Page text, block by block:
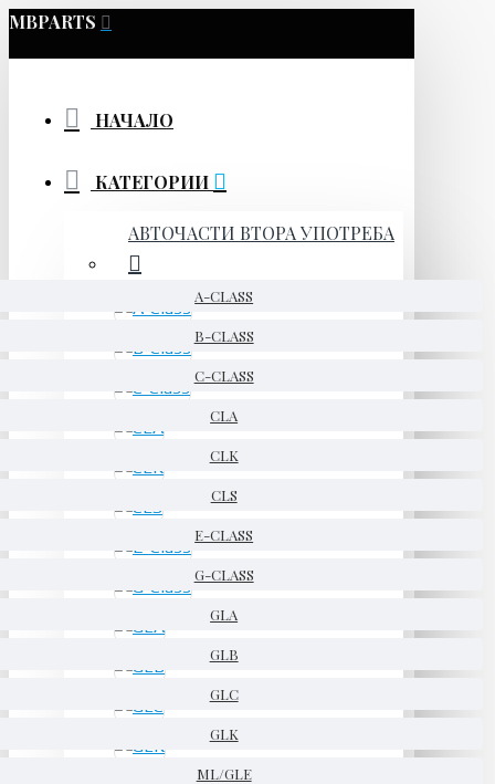
MBPARTS
НАЧАЛО
КАТЕГОРИИ
АВТОЧАСТИ ВТОРА УПОТРЕБА
A-CLASS
B-CLASS
C-CLASS
CLA
CLK
CLS
E-CLASS
G-CLASS
GLA
GLB
GLC
GLK
ML/GLE